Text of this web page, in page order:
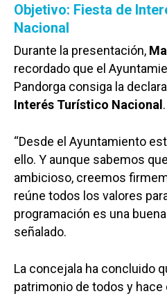
Objetivo: Fiesta de
Nacional
Durante la presentación,
recordado que el
Pandorga consiga la
Interés Turístico Nacional.
“Desde el Ayuntamiento
ello. Y aunque sabemos
ambicioso, creemos
reúne todos los valores
programación es una buena
señalado.
La concejala ha concluido
patrimonio de todos y hace